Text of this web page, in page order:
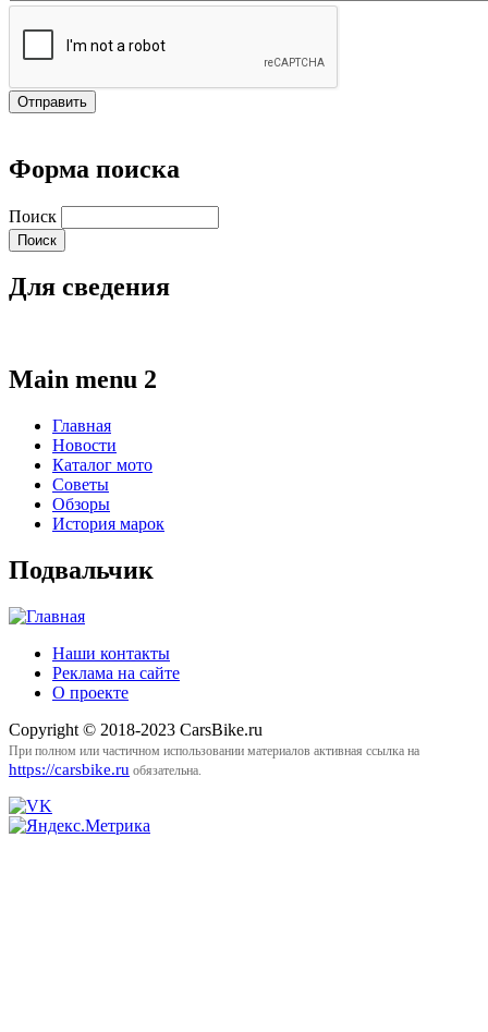
Форма поиска
Поиск
Для сведения
Main menu 2
Главная
Новости
Каталог мото
Советы
Обзоры
История марок
Подвальчик
Наши контакты
Реклама на сайте
О проекте
Copyright © 2018-2023 CarsBike.ru
При полном или частичном использовании материалов активная ссылка на
https://carsbike.ru обязательна.